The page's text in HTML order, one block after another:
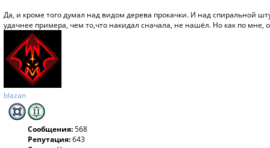
Да, и кроме того думал над видом дерева прокачки. И над спиральной
удачнее примера, чем то,что накидал сначала, не нашёл. Но как по мне,
blazan
Сообщения:568
Репутация:643